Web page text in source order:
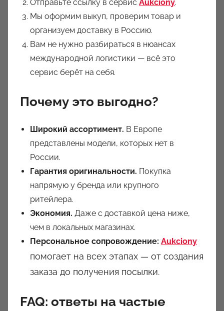
Отправьте ссылку в сервис Aukciony.
Мы оформим выкуп, проверим товар и
организуем доставку в Россию.
Вам не нужно разбираться в нюансах
международной логистики — всё это
сервис берёт на себя.
Почему это выгодно?
Широкий ассортимент. В Европе
представлены модели, которых нет в
России.
Гарантия оригинальности. Покупка
напрямую у бренда или крупного
ритейлера.
Экономия. Даже с доставкой цена ниже,
чем в локальных магазинах.
Персональное сопровождение: Aukciony
помогает на всех этапах — от создания
заказа до получения посылки.
FAQ: ответы на частые